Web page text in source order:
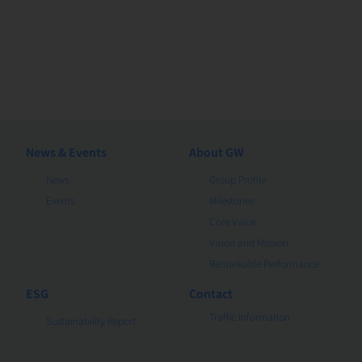
News & Events
News
About GW
Group Profile
Milestones
Core Value
Vision and Mission
Remarkable Performance
ESG
Sustainability Report
Contact
Traffic Information